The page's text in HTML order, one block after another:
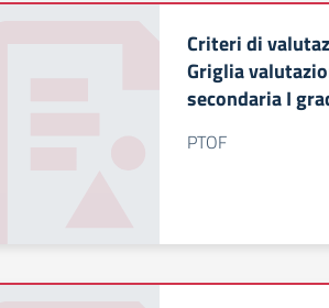
Criteri di
Griglia
secondaria I
PTOF